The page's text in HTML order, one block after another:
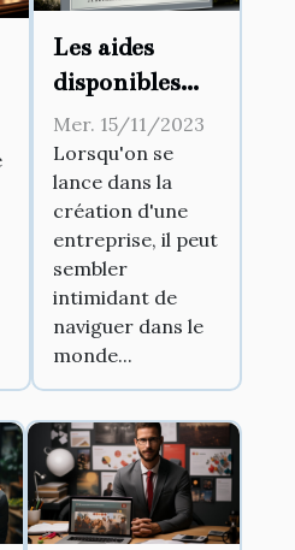
Les aides
disponibles
pour la
création
d'entreprise
Mer. 15/11/2023
Lorsqu'on se
lance dans la
création d'une
entreprise, il peut
sembler
intimidant de
naviguer dans le
monde...